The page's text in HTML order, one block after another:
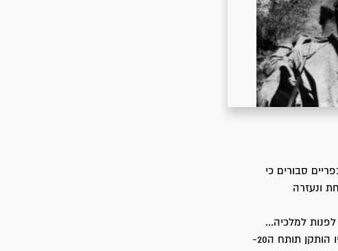
סבורים כי
ונעזרה
למלכיה...
הטור המשיך בדרכו, ונתקל בשיירת אוייב, שחשה לעזרת מלכיה. המשוריין שעליו הותקן תותח ה20-